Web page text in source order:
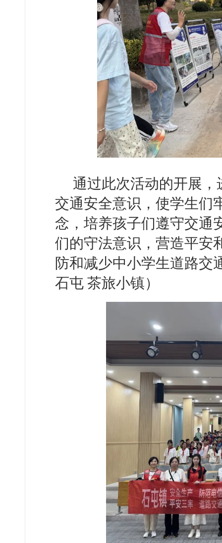
通过此次活动的开展
交通安全意识，使学生们
念，培养孩子们遵守交通
们的守法意识，营造平安
防和减少中小学生道路交
石屯 茶旅小镇）